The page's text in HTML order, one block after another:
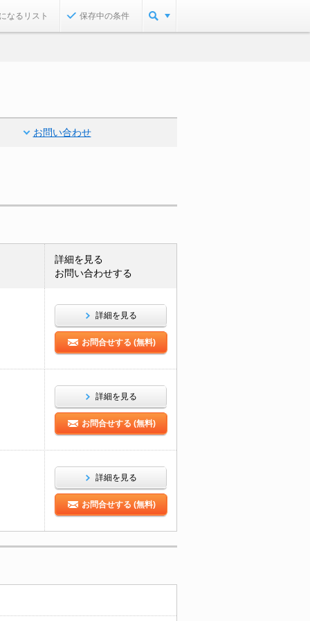
なるリスト 保存中の条件
お問い合わせ
詳細を見る
お問い合わせする
詳細を見る
お問合せする (無料)
詳細を見る
お問合せする (無料)
詳細を見る
お問合せする (無料)